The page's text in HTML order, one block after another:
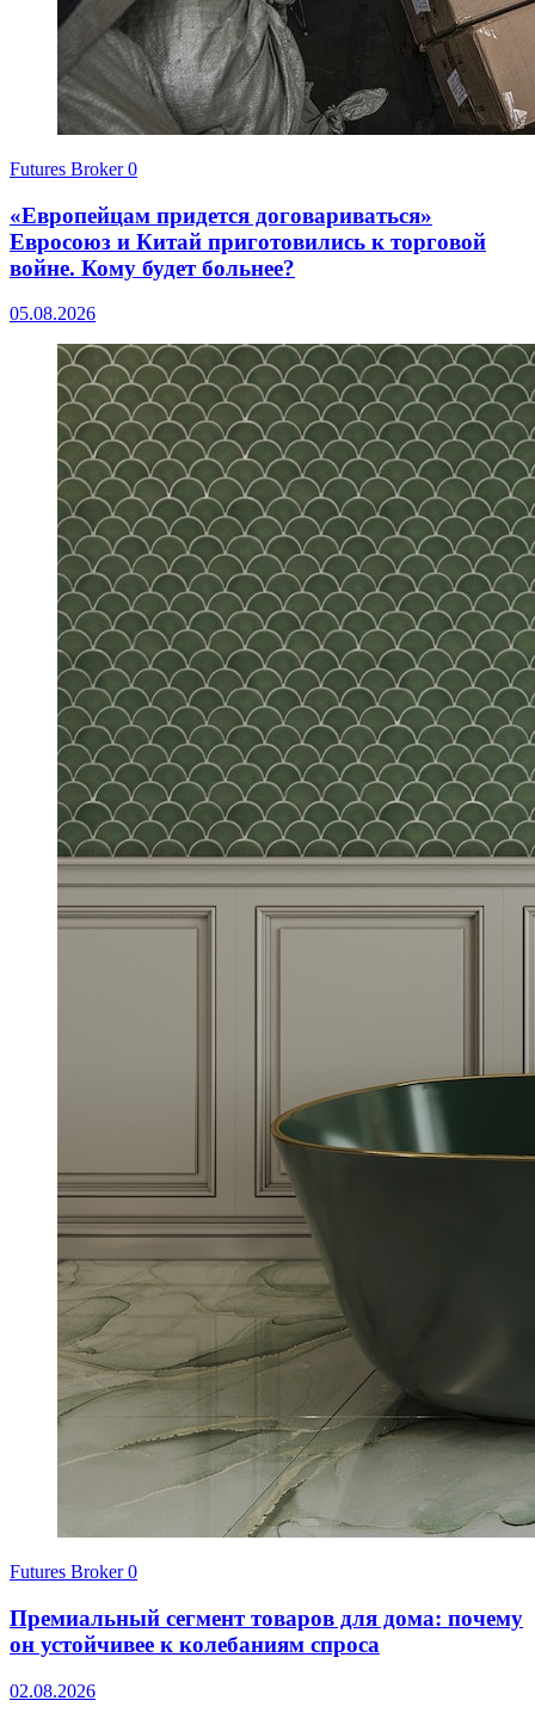
Futures Broker0
«Европейцам придется договариваться»
Евросоюз и Китай приготовились к торговой
войне. Кому будет больнее?
05.08.2026
Futures Broker0
Премиальный сегмент товаров для дома: почему
он устойчивее к колебаниям спроса
02.08.2026